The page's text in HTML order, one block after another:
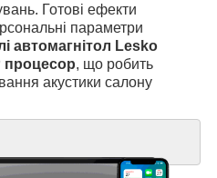
Готові ефекти
параметри
автомагнітол Lesko
процесор, що робить
акустики салону